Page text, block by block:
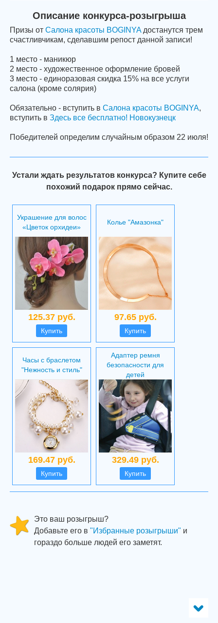
Описание конкурса-розыгрыша
Призы от Салона красоты BOGINYAдостанутся трем
счастливчикам, сделавшим репост данной записи!
1 место - маникюр
2 место - художественное оформление бровей
3 место - единоразовая скидка 15% на все услуги
салона (кроме солярия)
Обязательно - вступить в Салона красоты BOGINYA,
вступить в Здесь все бесплатно! Новокузнецк
Победителей определим случайным образом 22 июля!
Устали ждать результатов конкурса? Купите себе
похожий подарок прямо сейчас.
Украшение для волос
«Цветок орхидеи»
125.37 руб.
Купить
Колье "Амазонка"
97.65 руб.
Купить
Часы с браслетом
"Нежность и стиль"
169.47 руб.
Купить
Адаптер ремня
безопасности для
детей
329.49 руб.
Купить
Это ваш розыгрыш?
Добавьте его в "Избранные розыгрыши" и
гораздо больше людей его заметят.